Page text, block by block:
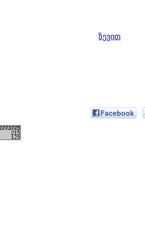
ზევით
Facebook